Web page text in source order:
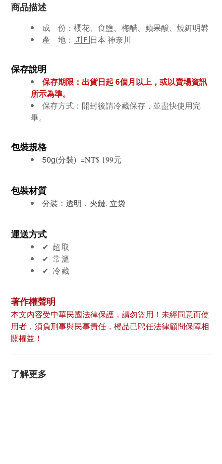
商品描述
成 份：櫻花、食鹽、梅醋、蘋果酸、燒鉀明礬
產 地： 🇯🇵日本 神奈川
保存說明
保存期限：出貨日起 6個月以上，或以賣場資訊
所示為準。
保存方式：開封後請冷藏保存，並盡快使用完
畢。
包裝規格
50g(分裝) =NT$ 199元
包裝材質
分裝：透明．夾鏈. 立袋
運送方式
✔︎ 超取
✔︎ 常溫
✔︎ 冷藏
著作權聲明
本文內容受中華民國法律保護，請勿盜用！未經同意而使
用者，須負刑事與民事責任，橙品已聘任法律顧問保障相
關權益！
了解更多